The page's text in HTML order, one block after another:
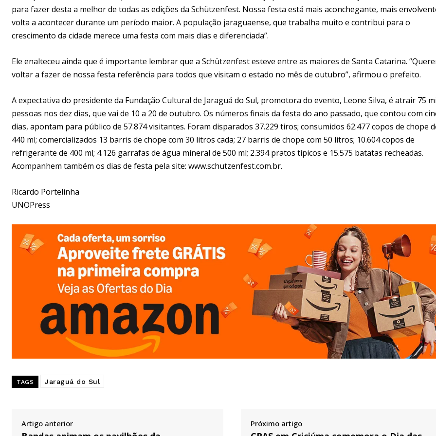
para fazer desta a melhor de todas as edições da Schützenfest. Nossa festa está mais aconchegante, mais
volta a acontecer durante um período maior. A população jaraguaense, que trabalha muito e contribui para o
crescimento da cidade merece uma festa com mais dias e diferenciada”.
Ele enalteceu ainda que é importante lembrar que a Schützenfest esteve entre as maiores de Santa Catarina.
voltar a fazer de nossa festa referência para todos que visitam o estado no mês de outubro”, afirmou o prefeito.
A expectativa do presidente da Fundação Cultural de Jaraguá do Sul, promotora do evento, Leone Silva, é atrair 75
pessoas nos dez dias, que vai de 10 a 20 de outubro. Os números finais da festa do ano passado, que contou com
dias, apontam para público de 57.874 visitantes. Foram disparados 37.229 tiros; consumidos 62.477 copos de chope
440 ml; comercializados 13 barris de chope com 30 litros cada; 27 barris de chope com 50 litros; 10.604 copos de
refrigerante de 400 ml; 4.126 garrafas de água mineral de 500 ml; 2.394 pratos típicos e 15.575 batatas recheadas.
Acompanhem também os dias de festa pela site: www.schutzenfest.com.br.
Ricardo Portelinha
UNOPress
TAGS Jaraguá do Sul
Artigo anterior Próximo artigo